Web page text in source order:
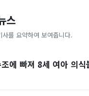
스
를 요약하여 보여줍니다.
에 빠져 8세 여아 의